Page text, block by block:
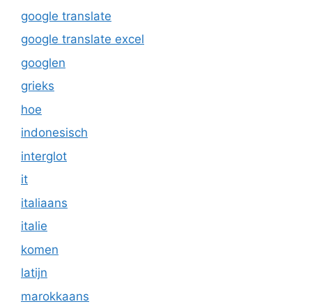
google translate
google translate excel
googlen
grieks
hoe
indonesisch
interglot
it
italiaans
italie
komen
latijn
marokkaans